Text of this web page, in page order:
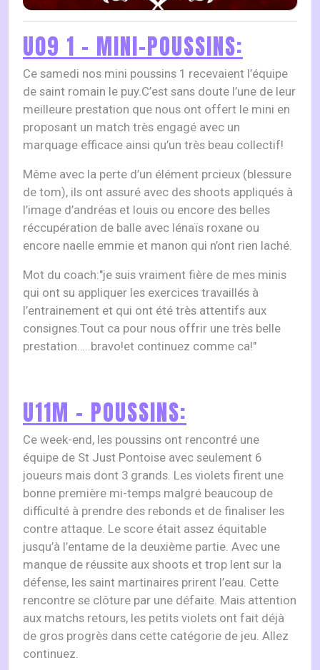
U09 1 – MINI-POUSSINS:
Ce samedi nos mini poussins 1 recevaient l’équipe
de saint romain le puy.C’est sans doute l’une de leur
meilleure prestation que nous ont offert le mini en
proposant un match très engagé avec un
marquage efficace ainsi qu’un très beau collectif!
Même avec la perte d’un élément prcieux (blessure
de tom), ils ont assuré avec des shoots appliqués à
l’image d’andréas et louis ou encore des belles
réccupération de balle avec lénaïs roxane ou
encore naelle emmie et manon qui n’ont rien laché.
Mot du coach:"je suis vraiment fière de mes minis
qui ont su appliquer les exercices travaillés à
l’entrainement et qui ont été très attentifs aux
consignes.Tout ca pour nous offrir une très belle
prestation…..bravo!et continuez comme ca!"
U11M – POUSSINS:
Ce week-end, les poussins ont rencontré une
équipe de St Just Pontoise avec seulement 6
joueurs mais dont 3 grands. Les violets firent une
bonne première mi-temps malgré beaucoup de
difficulté à prendre des rebonds et de finaliser les
contre attaque. Le score était assez équitable
jusqu’à l’entame de la deuxième partie. Avec une
manque de réussite aux shoots et trop lent sur la
défense, les saint martinaires prirent l’eau. Cette
rencontre se clôture par une défaite. Mais attention
aux matchs retours, les petits violets ont fait déjà
de gros progrès dans cette catégorie de jeu. Allez
continuez.